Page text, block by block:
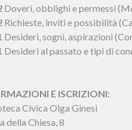
Doveri, obblighi e permessi
Richieste, inviti e possibilità
Desideri, sogni, aspirazioni
Desideri al passato e tipi di
E ISCRIZIONI:
Civica Olga Ginesi
della Chiesa, 8